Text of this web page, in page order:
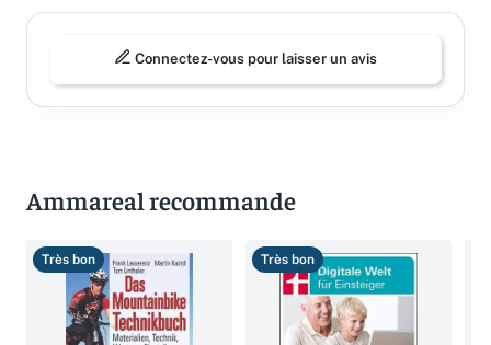
Connectez-vous pour laisser un avis
Ammareal recommande
Très bon Très bon